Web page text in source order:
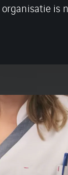
organisatie is